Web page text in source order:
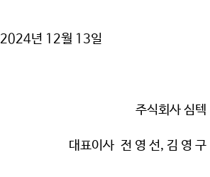
2024년 12월 13일
주식회사 심텍
대표이사 전 영 선, 김 영 구